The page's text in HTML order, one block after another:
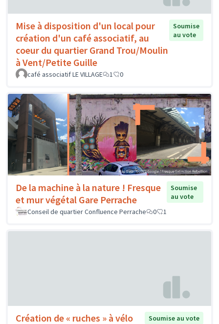
Mise à disposition d'un local pour
création d'un café associatif, au
coeur du quartier Grand Trou/Moulin
à Vent/Petite Guille
Soumise
au vote
café associatif LE VILLAGE 1 0
De la machine à la nature ! Fresque
et mur végétal Gare Perrache
Soumise
au vote
Conseil de quartier Confluence Perrache
0 1
Création de « ruches » à vélo
Soumise au vote